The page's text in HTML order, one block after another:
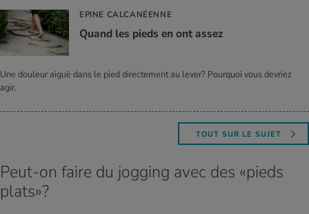
EPINE CALCANÉENNE
Quand les pieds en ont assez
Une douleur aiguë dans le pied directement au lever? Pourquoi vous devriez
agir.
TOUT SUR LE SUJET
Peut-on faire du jogging avec des «pieds
plats»?